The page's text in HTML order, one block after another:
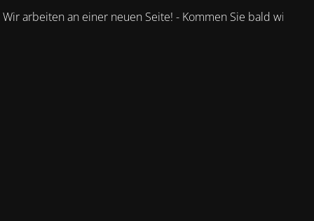
Wir arbeiten an einer neuen Seite! - Kommen Sie bald wieder.